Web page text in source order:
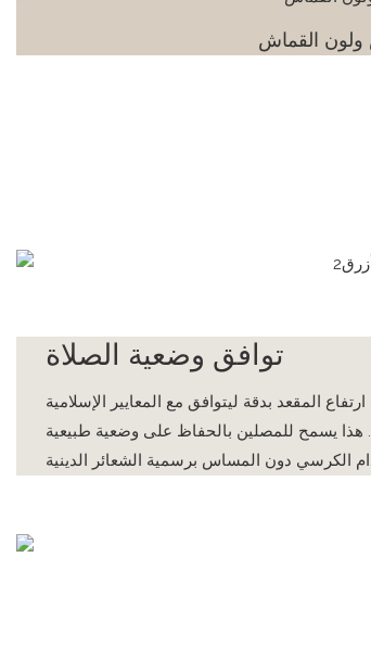
القماش
توافق وضعية الصلاة
المقعد بدقة ليتوافق مع المعايير الإسلامية
هذا يسمح للمصلين بالحفاظ على وضعية طبيعية
الكرسي دون